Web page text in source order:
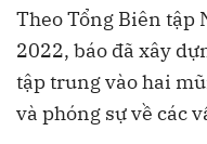
Theo Tổng Biên tập
2022, báo đã xây
tập trung vào hai
và phóng sự về các